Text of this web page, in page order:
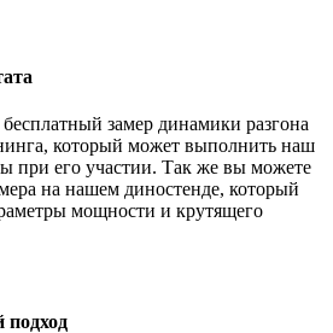
замер динамики разгона
который может выполнить наш
при его участии. Так же вы можете
на нашем диностенде, который
мощности и крутящего